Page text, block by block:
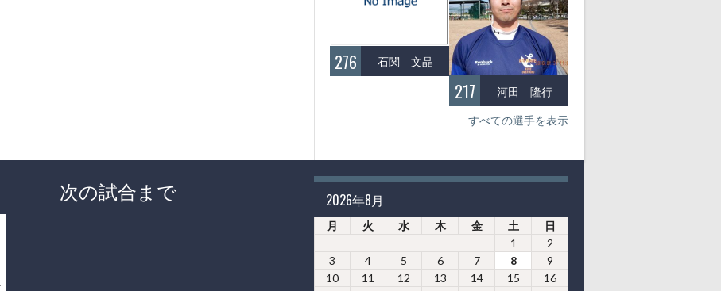
276 石関 文晶
217 河田 隆行
すべての選手を表示
次の試合まで 2026年8月
月 火 水 木 金 土
日
1
2
3
4 5 6 7 8
9
10
11 12 13 14 15
16